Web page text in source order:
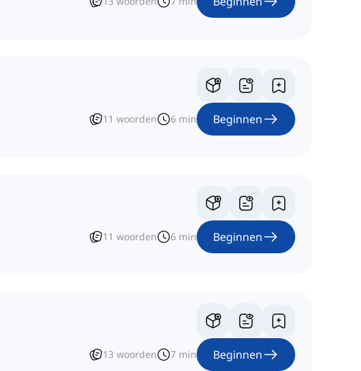
11 woorden 6 min Beginnen
11 woorden 6 min Beginnen
13 woorden 7 min Beginnen